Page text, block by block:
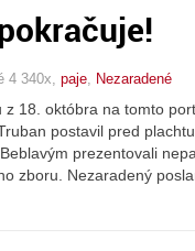
4 340x, paje, Nezaradené
18. októbra na tomto
postavil pred
prezentovali
zboru. Nezaradený